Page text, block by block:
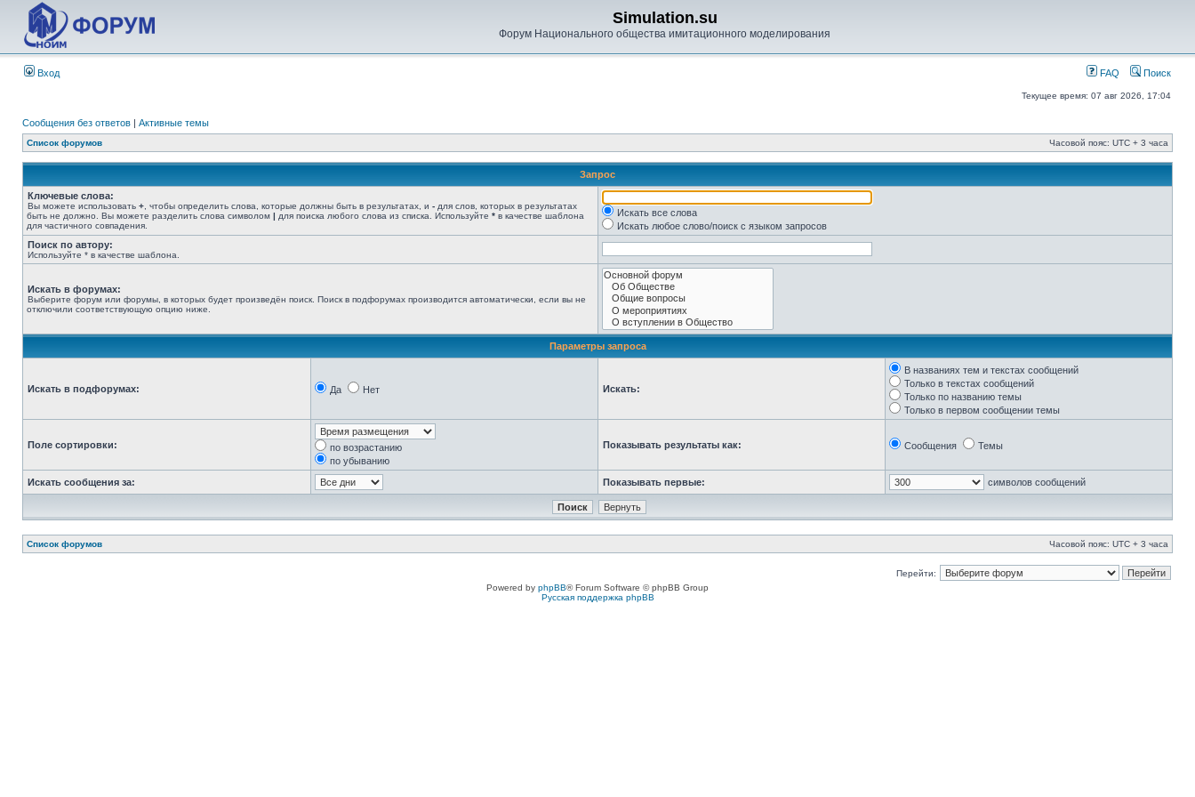
Simulation.su
Форум Национального общества имитационного моделирования
Вход FAQ Поиск
Текущее время: 07 авг 2026, 17:04
Сообщения без ответов | Активные темы
Список форумов Часовой пояс: UTC + 3 часа
Запрос
Ключевые слова:
Вы можете использовать + , чтобы определить слова, которые должны быть в результатах, и - для слов, которых в результатах
быть не должно. Вы можете разделить слова символом | для поиска любого слова из списка. Используйте * в качестве шаблона
для частичного совпадения.
Искать все слова
Искать любое слово/поиск с языком запросов
Поиск по автору:
Используйте * в качестве шаблона.
Искать в форумах:
Выберите форум или форумы, в которых будет произведён поиск. Поиск в подфорумах производится автоматически, если вы не
отключили соответствующую опцию ниже.
Параметры запроса
Искать в подфорумах: Да Нет Искать:
В названиях тем и текстах сообщений
Только в текстах сообщений
Только по названию темы
Только в первом сообщении темы
Поле сортировки:
по возрастанию
по убыванию
Показывать результаты как: Сообщения Темы
Искать сообщения за: Показывать первые: символов сообщений
Список форумов Часовой пояс: UTC + 3 часа
Перейти:
Powered by phpBB® Forum Software © phpBB Group
Русская поддержка phpBB